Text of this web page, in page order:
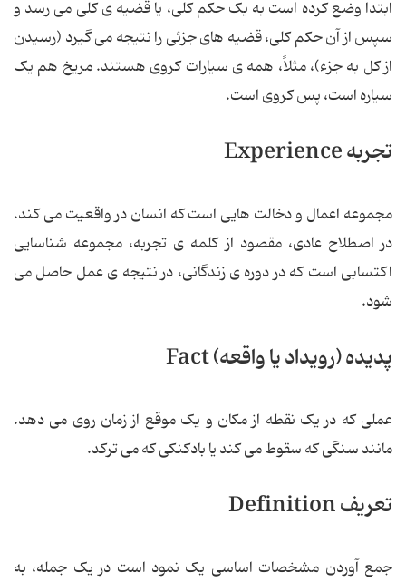
ابتدا وضع کرده است به یک حکم کلی، یا قضیه ی کلی می رسد و
سپس از آن حکم کلی، قضیه های جزئی را نتیجه می گیرد (رسیدن
از کل به جزء)، مثلاً، همه ی سیارات کروی هستند. مریخ هم یک
سیاره است، پس کروی است.
تجربه Experience
مجموعه اعمال و دخالت هایی است که انسان در واقعیت می کند.
در اصطلاح عادی، مقصود از کلمه ی تجربه، مجموعه شناسایی
اکتسابی است که در دوره ی زندگانی، در نتیجه ی عمل حاصل می
شود.
پدیده (رویداد یا واقعه) Fact
عملی که در یک نقطه از مکان و یک موقع از زمان روی می دهد.
مانند سنگی که سقوط می کند یا بادکنکی که می ترکد.
تعریف Definition
جمع آوردن مشخصات اساسی یک نمود است در یک جمله، به